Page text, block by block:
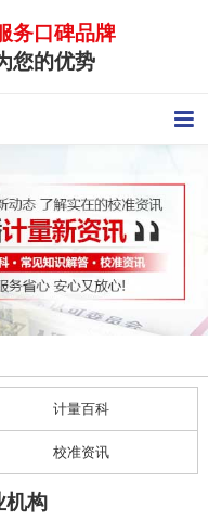
务口碑品牌
您的优势
计量百科
校准资讯
机构